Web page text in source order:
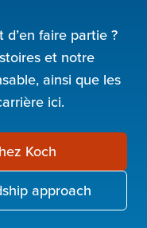
faire partie ?
et notre
ainsi que les
ici.
Koch
approach